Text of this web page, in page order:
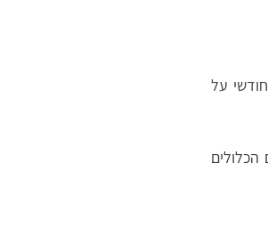
877, בנושא "דוח חודשי על
(1) עד (1ב). מינוחים הכלולים